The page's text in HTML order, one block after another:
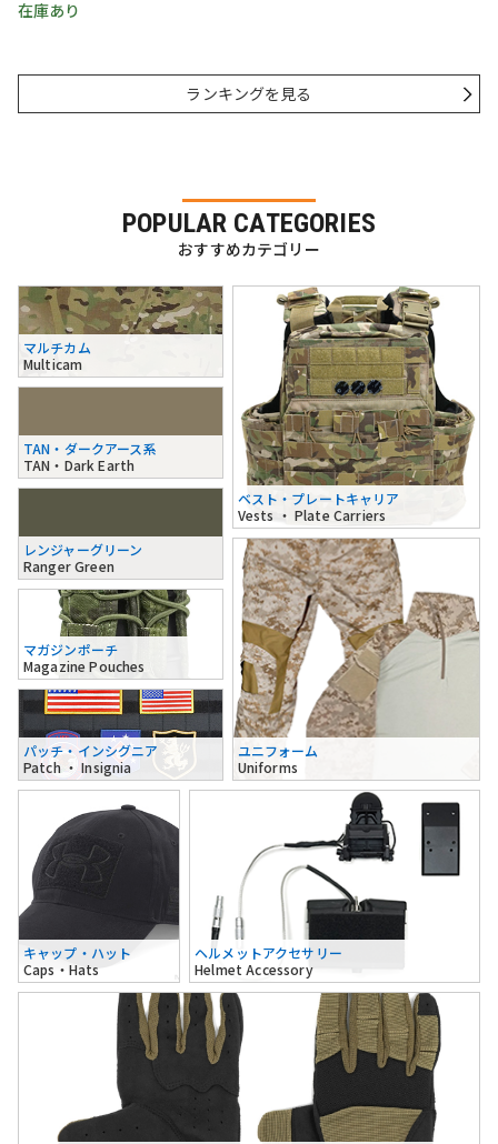
在庫あり
ランキングを見る
POPULAR CATEGORIES
おすすめカテゴリー
マルチカム
Multicam
TAN・ダークアース系
TAN・Dark Earth
レンジャーグリーン
Ranger Green
ベスト・プレートキャリア
Vests ・ Plate Carriers
マガジンポーチ
Magazine Pouches
パッチ・インシグニア
Patch ・ Insignia
ユニフォーム
Uniforms
キャップ・ハット
Caps・Hats
ヘルメットアクセサリー
Helmet Accessory